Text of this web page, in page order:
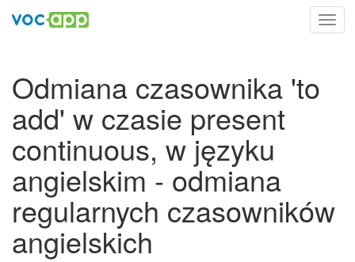
Odmiana czasownika 'to
add' w czasie present
continuous, w języku
angielskim - odmiana
regularnych czasowników
angielskich